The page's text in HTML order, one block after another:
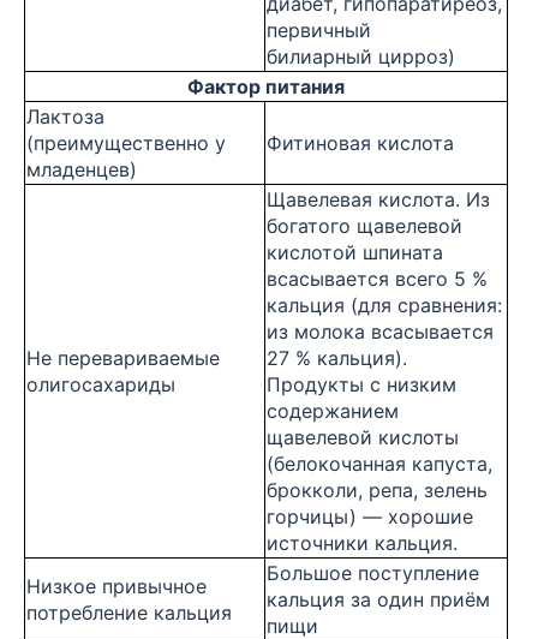
первичный
билиарный цирроз)
Фактор питания
Лактоза
(преимущественно у
младенцев)
Фитиновая кислота
Не перевариваемые
олигосахариды
Щавелевая кислота. Из
богатого щавелевой
кислотой шпината
всасывается всего 5 %
кальция (для сравнения:
из молока всасывается
27 % кальция).
Продукты с низким
содержанием
щавелевой кислоты
(белокочанная капуста,
брокколи, репа, зелень
горчицы) — хорошие
источники кальция.
Низкое привычное
потребление кальция
Большое поступление
кальция за один приём
пищи